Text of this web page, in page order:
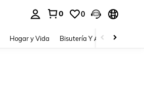
0 0
Hogar y Vida Bisutería Y Accesorios